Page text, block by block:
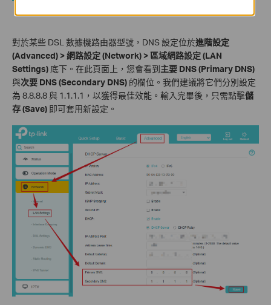
對於某些 DSL 數據機路由器型號，DNS 設定位於進階設定
(Advanced) > 網路設定 (Network) > 區域網路設定 (LAN
Settings) 底下。在此頁面上，您會看到主要 DNS (Primary DNS)
與次要 DNS (Secondary DNS) 的欄位。我們建議將它們分別設定
為 8.8.8.8 與 1.1.1.1，以獲得最佳效能。輸入完畢後，只需點擊儲
存 (Save) 即可套用新設定。